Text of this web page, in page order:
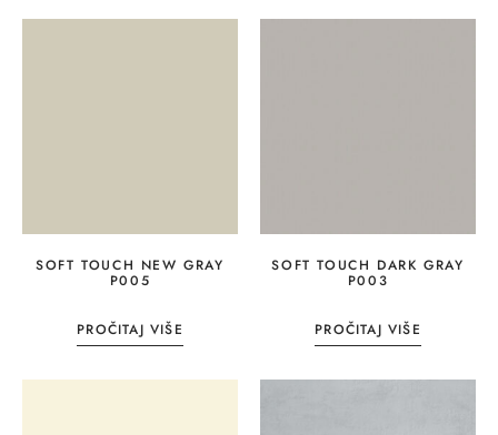
SOFT TOUCH NEW GRAY
P005
PROČITAJ VIŠE
SOFT TOUCH DARK GRAY
P003
PROČITAJ VIŠE